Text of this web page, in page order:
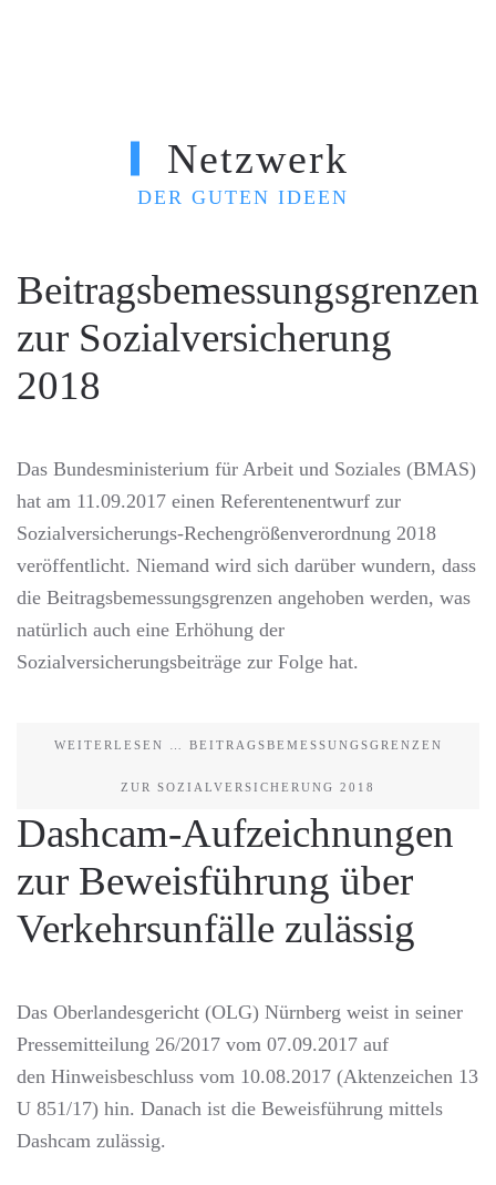
Netzwerk
DER GUTEN IDEEN
Beitragsbemessungsgrenzen
zur Sozialversicherung
2018
Das Bundesministerium für Arbeit und Soziales (BMAS)
hat am 11.09.2017 einen Referentenentwurf zur
Sozialversicherungs-Rechengrößenverordnung 2018
veröffentlicht. Niemand wird sich darüber wundern, dass
die Beitragsbemessungsgrenzen angehoben werden, was
natürlich auch eine Erhöhung der
Sozialversicherungsbeiträge zur Folge hat.
WEITERLESEN … BEITRAGSBEMESSUNGSGRENZEN
ZUR SOZIALVERSICHERUNG 2018
Dashcam-Aufzeichnungen
zur Beweisführung über
Verkehrsunfälle zulässig
Das Oberlandesgericht (OLG) Nürnberg weist in seiner
Pressemitteilung 26/2017 vom 07.09.2017 auf
den Hinweisbeschluss vom 10.08.2017 (Aktenzeichen 13
U 851/17) hin. Danach ist die Beweisführung mittels
Dashcam zulässig.